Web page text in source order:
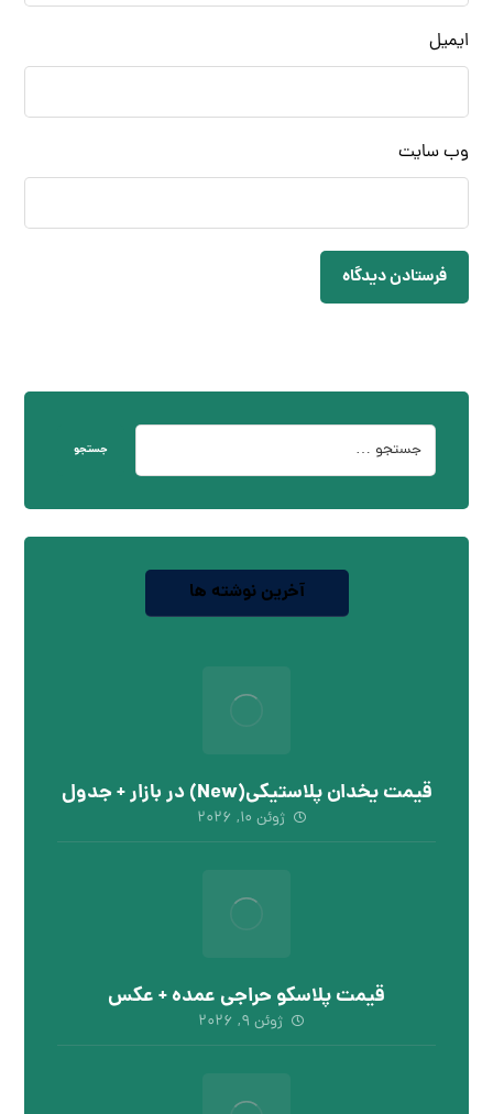
ایمیل
وب‌ سایت
فرستادن دیدگاه
جستجو
آخرین نوشته ها
قیمت یخدان پلاستیکی(New) در بازار + جدول
ژوئن ۱۰, ۲۰۲۶
قیمت پلاسکو حراجی عمده + عکس
ژوئن ۹, ۲۰۲۶